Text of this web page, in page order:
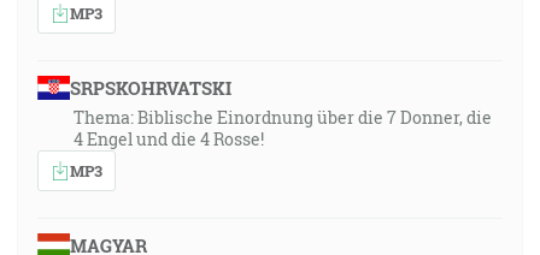
MP3
SRPSKOHRVATSKI
Thema: Biblische Einordnung über die 7 Donner, die
4 Engel und die 4 Rosse!
MP3
MAGYAR